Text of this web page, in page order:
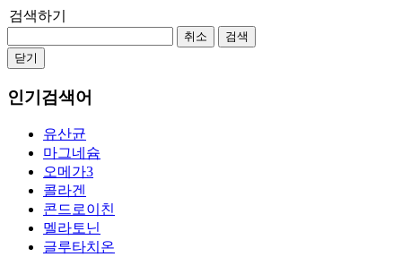
검색하기
취소
검색
닫기
인기검색어
유산균
마그네슘
오메가3
콜라겐
콘드로이친
멜라토닌
글루타치온